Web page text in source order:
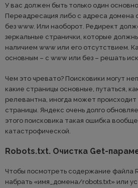
У вас должен быть только один
Переадресация либо с адреса домена
без www. Или наоборот. Редирект
зеркальные странички, которые
наличием www или его отсутствием.
основным – с www или без – решать
Чем это чревато? Поисковики могут
какие страницы основные, путаться,
релевантна, иногда может
страницы. Яндекс очень долго
этого поисковика такая ошибка
катастрофической.
Robots.txt. Очистка Get-
Чтобы посмотреть содержание файла
набрать «имя_домена/robots.txt» или